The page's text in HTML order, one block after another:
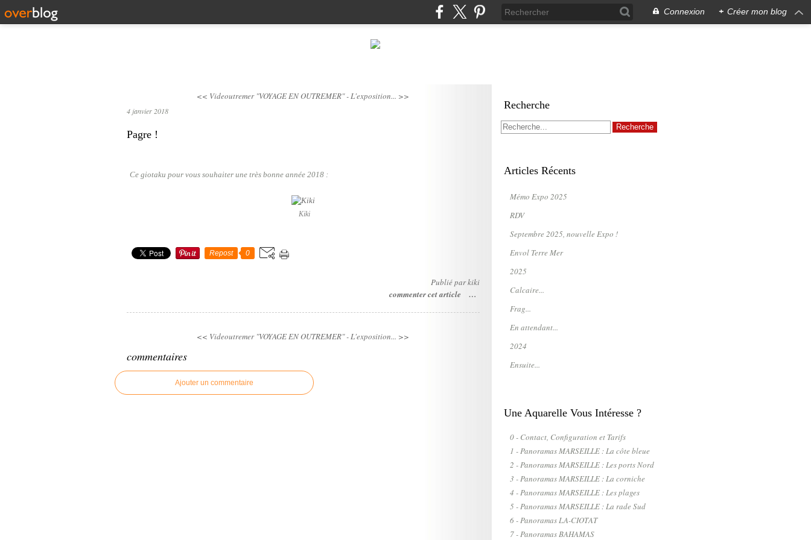
Connexion + Créer mon blog
<< Videoutremer "VOYAGE EN OUTREMER" - L'exposition... >>
4 janvier 2018
Pagre !
Ce giotaku pour vous souhaiter une très bonne année 2018 :
Kiki
Repost 0
Publié par kiki
commenter cet article
…
<< Videoutremer "VOYAGE EN OUTREMER" - L'exposition... >>
commentaires
Ajouter un commentaire
Recherche
Articles Récents
Mémo Expo 2025
RDV
Septembre 2025, nouvelle Expo !
Envol Terre Mer
2025
Calcaire...
Frag...
En attendant...
2024
Ensuite...
Une Aquarelle Vous Intéresse ?
0 - Contact, Configuration et Tarifs
1 - Panoramas MARSEILLE : La côte bleue
2 - Panoramas MARSEILLE : Les ports Nord
3 - Panoramas MARSEILLE : La corniche
4 - Panoramas MARSEILLE : Les plages
5 - Panoramas MARSEILLE : La rade Sud
6 - Panoramas LA-CIOTAT
7 - Panoramas BAHAMAS